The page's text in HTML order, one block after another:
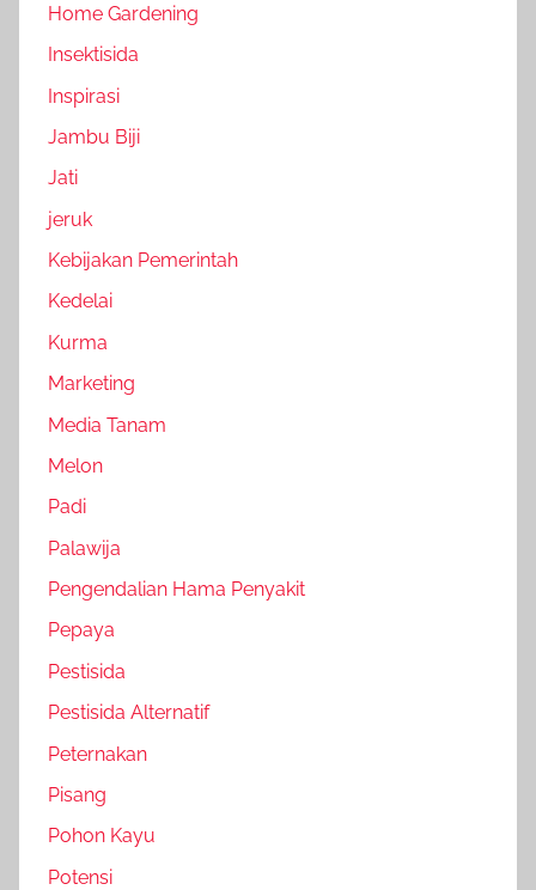
Home Gardening
Insektisida
Inspirasi
Jambu Biji
Jati
jeruk
Kebijakan Pemerintah
Kedelai
Kurma
Marketing
Media Tanam
Melon
Padi
Palawija
Pengendalian Hama Penyakit
Pepaya
Pestisida
Pestisida Alternatif
Peternakan
Pisang
Pohon Kayu
Potensi